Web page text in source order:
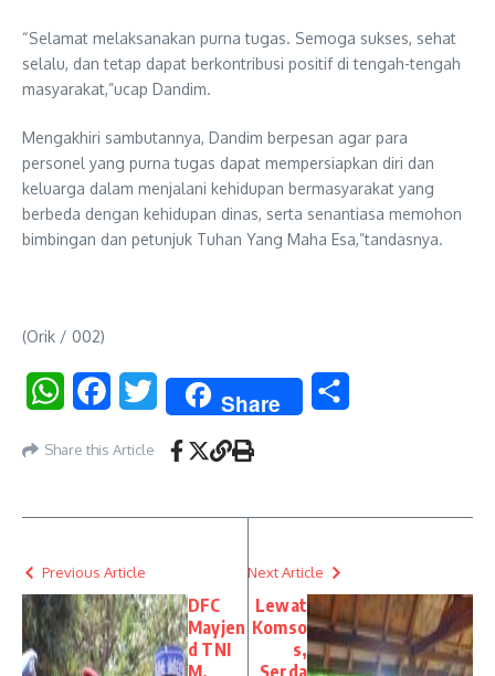
“Selamat melaksanakan purna tugas. Semoga sukses, sehat
selalu, dan tetap dapat berkontribusi positif di tengah-tengah
masyarakat,”ucap Dandim.
Mengakhiri sambutannya, Dandim berpesan agar para
personel yang purna tugas dapat mempersiapkan diri dan
keluarga dalam menjalani kehidupan bermasyarakat yang
berbeda dengan kehidupan dinas, serta senantiasa memohon
bimbingan dan petunjuk Tuhan Yang Maha Esa,”tandasnya.
(Orik / 002)
WhatsAppFacebookTwitter Share
Share this Article
Previous Article
DFC
Mayjen
d TNI
M.
Next Article
Lewat
Komso
s,
Serda